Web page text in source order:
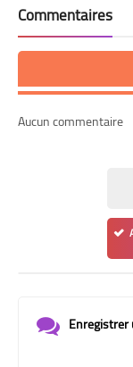
Commentaires
Aucun commentaire